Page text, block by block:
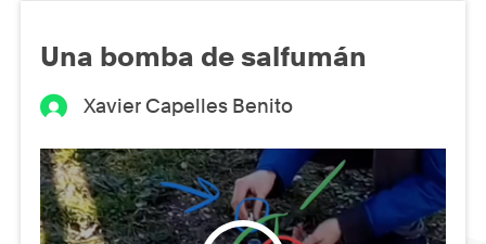
Una bomba de salfumán
Xavier Capelles Benito